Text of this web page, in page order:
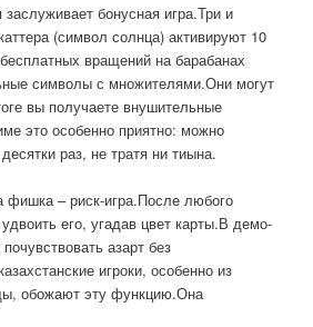
бонусная игра.Три и
(символ солнца) активируют 10
вращений на барабанах
символы с множителями.Они могут
вы получаете внушительные
это особенно приятно: можно
раз, не тратя ни тиына.
– риск-игра.После любого
его, угадав цвет карты.В демо-
азарт без
игроки, особенно из
обожают эту функцию.Она